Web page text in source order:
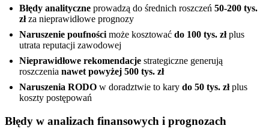
Błędy analityczne prowadzą do średnich roszczeń 50-200 tys.
złza nieprawidłowe prognozy
Naruszenie poufności może kosztować do 100 tys. złplus
utrata reputacji zawodowej
Nieprawidłowe rekomendacje strategiczne generują
roszczenia nawet powyżej 500 tys. zł
Naruszenia RODO w doradztwie to kary do 50 tys. złplus
koszty postępowań
Błędy w analizach finansowych i prognozach